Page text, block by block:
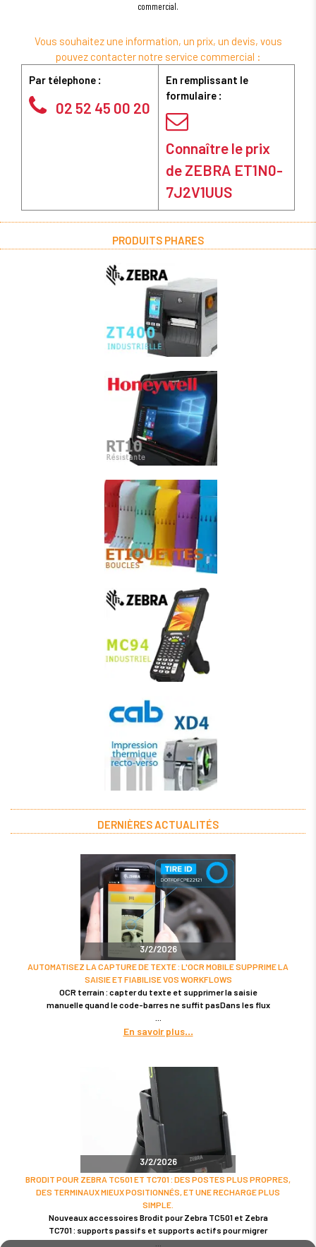
commercial.
Vous souhaitez une information, un prix, un devis, vous
pouvez contacter notre service commercial :
Par télephone :
02 52 45 00 20
En remplissant le
formulaire :
Connaître le prix
de ZEBRA ET1N0-
7J2V1UUS
PRODUITS PHARES
DERNIÈRES ACTUALITÉS
3/2/2026
AUTOMATISEZ LA CAPTURE DE TEXTE : L'OCR MOBILE SUPPRIME LA
SAISIE ET FIABILISE VOS WORKFLOWS
OCR terrain : capter du texte et supprimer la saisie
manuelle quand le code-barres ne suffit pasDans les flux
En savoir plus
3/2/2026
BRODIT POUR ZEBRA TC501 ET TC701 : DES POSTES PLUS PROPRES,
DES TERMINAUX MIEUX POSITIONNÉS, ET UNE RECHARGE PLUS
SIMPLE.
Nouveaux accessoires Brodit pour Zebra TC501 et Zebra
TC701 : supports passifs et supports actifs pour migrer